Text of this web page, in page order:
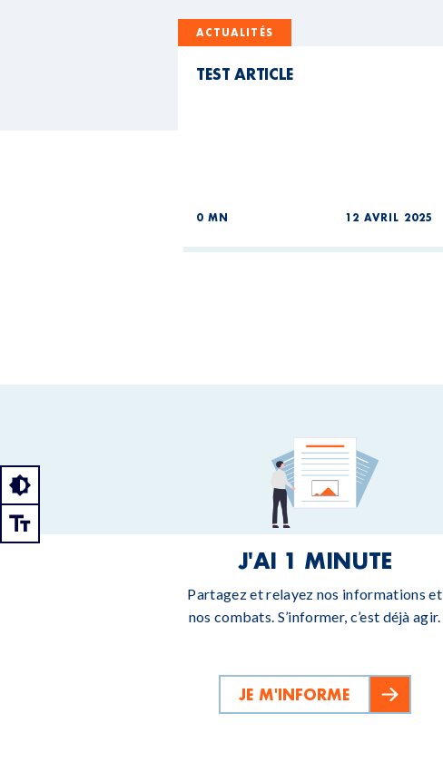
ACTUALITÉS
TEST ARTICLE
0 MN 12 AVRIL 2025
J'AI 1 MINUTE
Partagez et relayez nos informations et
nos combats. S’informer, c’est déjà agir.
JE M'INFORME